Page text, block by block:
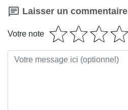
Laisser un commentaire
Votre note